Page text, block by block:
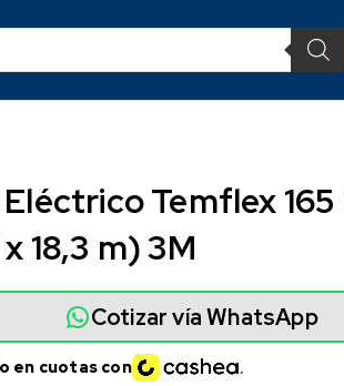
Temflex
18,3 m) 3M
Cotizar vía WhatsApp
en cuotas con